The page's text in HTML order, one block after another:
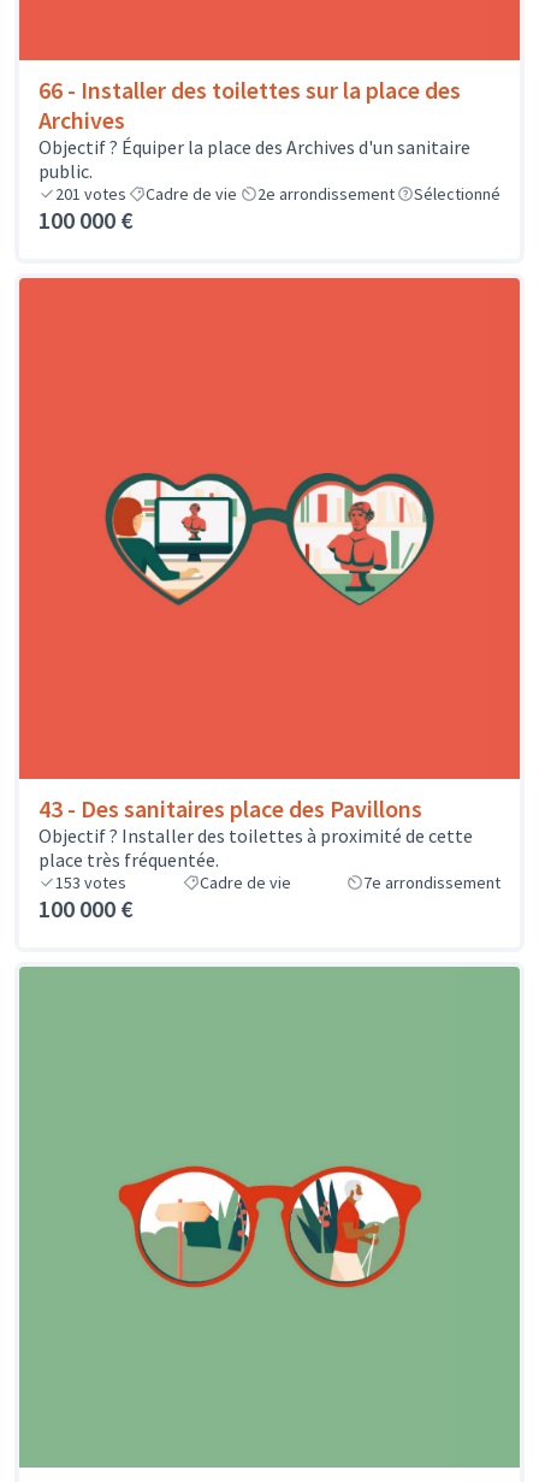
66 - Installer des toilettes sur la place des
Archives
Objectif ? Équiper la place des Archives d'un sanitaire
public.
201 votes Cadre de vie 2e arrondissement Sélectionné
100 000 €
43 - Des sanitaires place des Pavillons
Objectif ? Installer des toilettes à proximité de cette
place très fréquentée.
153 votes Cadre de vie 7e arrondissement
100 000 €